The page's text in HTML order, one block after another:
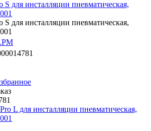
для инсталляции пневматическая,
для инсталляции пневматическая,